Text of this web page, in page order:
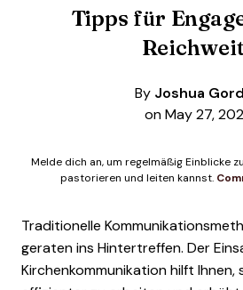
Tipps für
By Joshua
on May 27,
Melde dich an, um regelmäßig Einblicke
pastorieren und leiten kannst.
Traditionelle
geraten ins Hintertreffen. Der
Kirchenkommunikation hilft Ihnen,